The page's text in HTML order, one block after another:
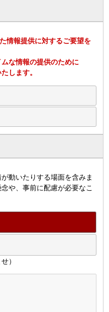
情報提供に対するご要望を
な情報の提供のために
します。
動いたりする場面を含みま
や、事前に配慮が必要なこ
）